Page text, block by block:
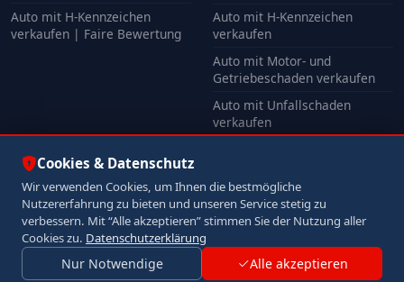
Auto mit H-Kennzeichen
verkaufen | Faire Bewertung
Auto mit H-Kennzeichen
verkaufen
Auto mit Motor- und
Getriebeschaden verkaufen
Auto mit Unfallschaden
verkaufen
© 2026 Autoankauf ADAM. Alle Rechte vorbehalten.
ImpressumDatenschutz
Cookies & Datenschutz
Wir verwenden Cookies, um Ihnen die bestmögliche
Nutzererfahrung zu bieten und unseren Service stetig zu
verbessern. Mit “Alle akzeptieren” stimmen Sie der Nutzung aller
Cookies zu. Datenschutzerklärung
Nur Notwendige Alle akzeptieren